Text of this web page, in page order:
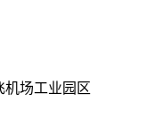
场工业园区